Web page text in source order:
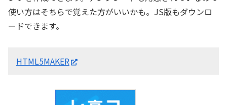
使い方はそちらで覚えた方がいいかも。JS版もダウンロ
ードできます。
HTML5MAKER